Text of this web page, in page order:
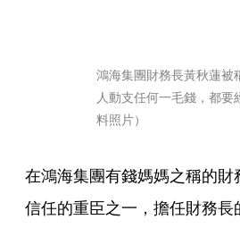
鴻海集團財務長黃秋蓮被
人動支任何一毛錢，都要
料照片）
在鴻海集團有錢媽媽之稱的
信任的重臣之一，擔任財務